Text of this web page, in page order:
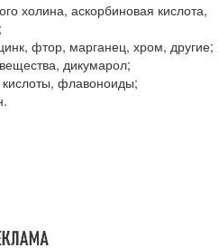
холина, аскорбиновая кислота,
фтор, марганец, хром, другие;
дикумарол;
кислоты, флавоноиды;